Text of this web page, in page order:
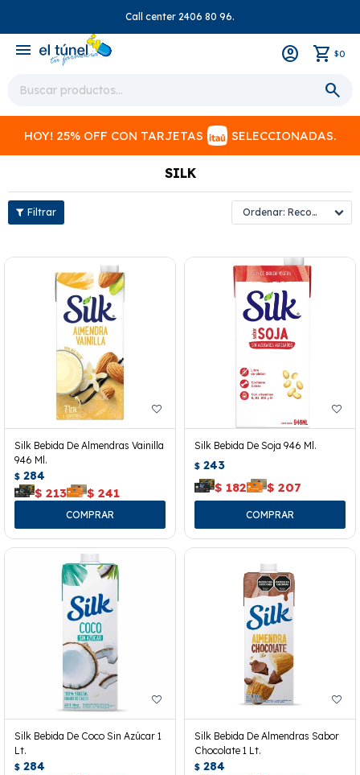
Call center 2406 80 96.
menu $0
HOY! 25% OFF CON TARJETAS SELECCIONADAS.
SILK
Recomendados
Silk Bebida De Almendras Vainilla
946 Ml.
$ 284
$ 213 $ 241
Silk Bebida De Soja 946 Ml.
$ 243
$ 182 $ 207
Silk Bebida De Coco Sin Azúcar 1
Lt.
$ 284
Silk Bebida De Almendras Sabor
Chocolate 1 Lt.
$ 284
close